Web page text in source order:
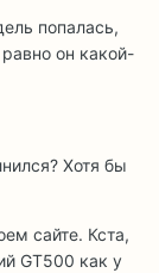
попалась,
он какой-
Хотя бы
сайте. Кста,
GT500 как у